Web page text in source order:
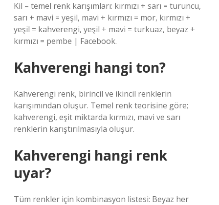
Kil – temel renk karışımları: kırmızı + sarı = turuncu,
sarı + mavi = yeşil, mavi + kırmızı = mor, kırmızı +
yeşil = kahverengi, yeşil + mavi = turkuaz, beyaz +
kırmızı = pembe | Facebook.
Kahverengi hangi ton?
Kahverengi renk, birincil ve ikincil renklerin
karışımından oluşur. Temel renk teorisine göre;
kahverengi, eşit miktarda kırmızı, mavi ve sarı
renklerin karıştırılmasıyla oluşur.
Kahverengi hangi renk
uyar?
Tüm renkler için kombinasyon listesi: Beyaz her